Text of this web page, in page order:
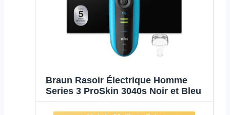
Braun Rasoir Électrique Homme
Series 3 ProSkin 3040s Noir et Bleu